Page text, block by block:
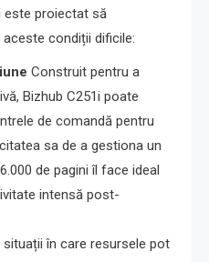
este proiectat să
condiții dificile:
Construit pentru a
Bizhub C251i poate
de comandă pentru
sa de a gestiona un
de pagini îl face ideal
intensă post-
situații în care resursele pot